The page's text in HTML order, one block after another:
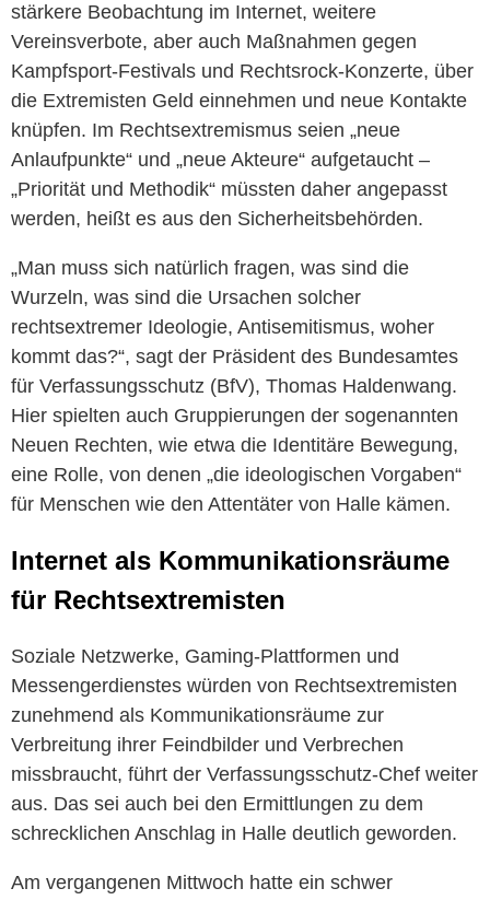
stärkere Beobachtung im Internet, weitere
Vereinsverbote, aber auch Maßnahmen gegen
Kampfsport-Festivals und Rechtsrock-Konzerte, über
die Extremisten Geld einnehmen und neue Kontakte
knüpfen. Im Rechtsextremismus seien „neue
Anlaufpunkte“ und „neue Akteure“ aufgetaucht –
„Priorität und Methodik“ müssten daher angepasst
werden, heißt es aus den Sicherheitsbehörden.
„Man muss sich natürlich fragen, was sind die
Wurzeln, was sind die Ursachen solcher
rechtsextremer Ideologie, Antisemitismus, woher
kommt das?“, sagt der Präsident des Bundesamtes
für Verfassungsschutz (BfV), Thomas Haldenwang.
Hier spielten auch Gruppierungen der sogenannten
Neuen Rechten, wie etwa die Identitäre Bewegung,
eine Rolle, von denen „die ideologischen Vorgaben“
für Menschen wie den Attentäter von Halle kämen.
Internet als Kommunikationsräume
für Rechtsextremisten
Soziale Netzwerke, Gaming-Plattformen und
Messengerdienstes würden von Rechtsextremisten
zunehmend als Kommunikationsräume zur
Verbreitung ihrer Feindbilder und Verbrechen
missbraucht, führt der Verfassungsschutz-Chef weiter
aus. Das sei auch bei den Ermittlungen zu dem
schrecklichen Anschlag in Halle deutlich geworden.
Am vergangenen Mittwoch hatte ein schwer